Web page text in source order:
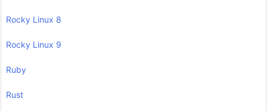
Rocky Linux 8
Rocky Linux 9
Ruby
Rust